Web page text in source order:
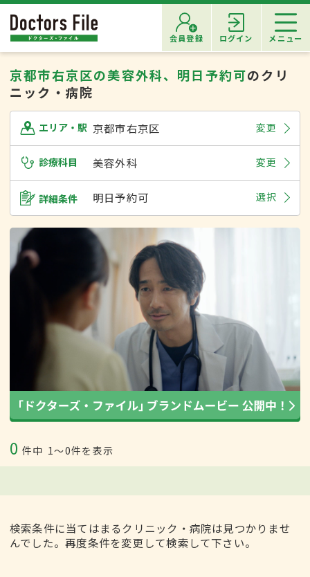
会員登録 ログイン メニュー
京都市右京区の美容外科、明日予約可のクリ
ニック・病院
エリア・駅 京都市右京区 変更
診療科目 美容外科 変更
詳細条件 明日予約可 選択
0 件中 1〜0件を表示
検索条件に当てはまるクリニック・病院は見つかりませ
んでした。再度条件を変更して検索して下さい。